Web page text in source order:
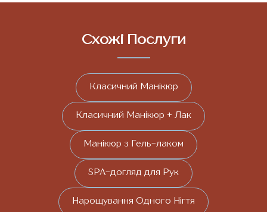
Схожі Послуги
Класичний Манікюр
Класичний Манікюр + Лак
Манікюр з Гель-лаком
SPA-догляд для Рук
Нарощування Одного Нігтя